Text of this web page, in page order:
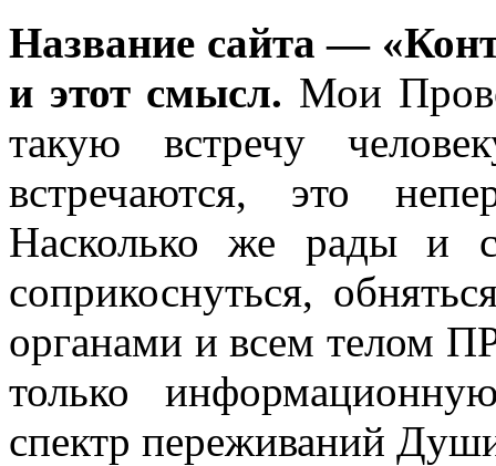
Название сайта —
и этот смысл. Мои
такую встречу
встречаются, это
Насколько же рады и
соприкоснуться,
органами и всем телом
только
спектр переживаний